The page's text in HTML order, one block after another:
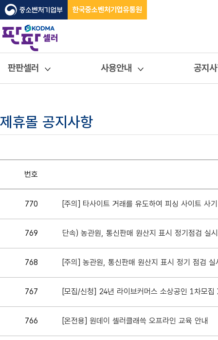
한국중소벤처기업유통원
판판셀러 사용안내 공지
제휴몰 공지사항
번호
770 [주의] 타사이트 거래를 유도하여 피싱 사이트 사
769 단속) 농관원, 통신판매 원산지 표시 정기점검 실
768 [주의] 농관원, 통신판매 원산지 표시 정기 점검
767 [모집/신청] 24년 라이브커머스 소상공인 1차모집
766 [온전용] 원데이 셀러클래쓱 오프라인 교육 안내